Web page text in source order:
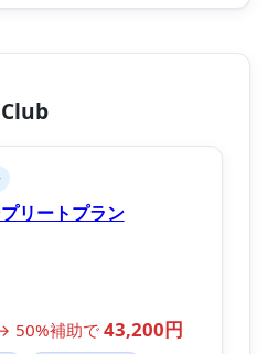
リートプラン
50%補助で 43,200円